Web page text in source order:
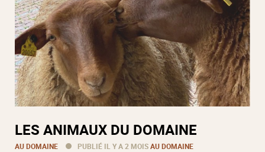
LES ANIMAUX DU DOMAINE
AU DOMAINE PUBLIÉ IL Y A 2 MOISAU DOMAINE